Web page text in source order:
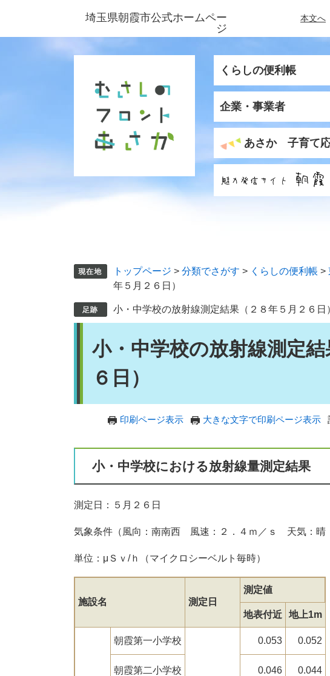
ジ
ュ
埼玉県朝霞市公式ホームペー
ジ
本文へ
くらしの便利帳
企業・事業者
あさか 子育て
トップページ > 分類でさがす > くらしの便利帳 >
年５月２６日）
小・中学校の放射線測定結果（２８年５月２６日
小・中学校の放射線測定
６日）
印刷ページ表示 大きな文字で印刷ページ表示
小・中学校における放射線量測定結果
測定日：５月２６日
気象条件（風向：南南西 風速：２．４ｍ／ｓ 天気：
単位：μＳｖ/ｈ（マイクロシーベルト毎時）
施設名 測定日
測定値
地表付近 地上1m
朝霞第一小学校 0.053 0.052
朝霞第二小学校 0.046 0.044